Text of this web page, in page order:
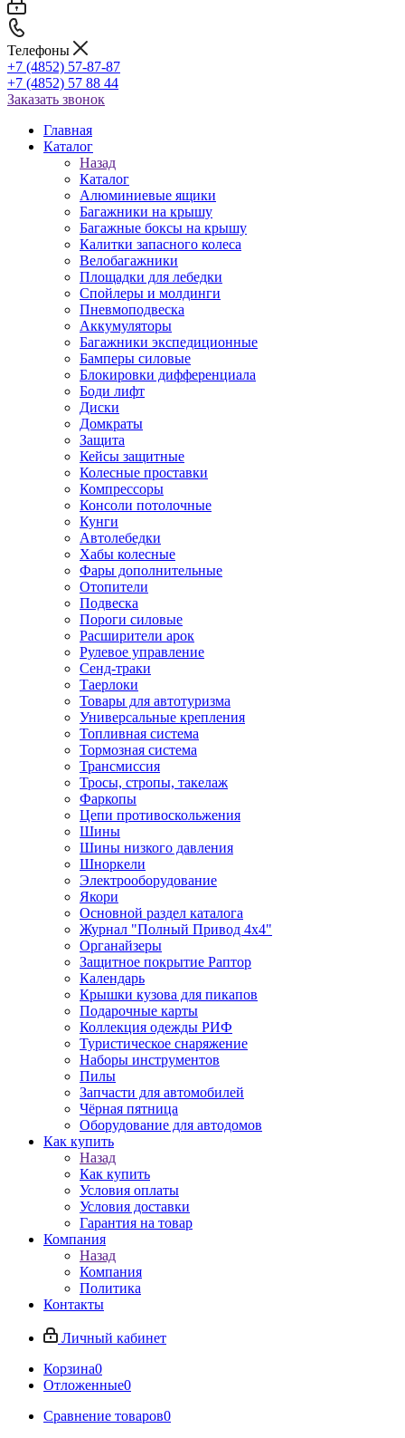
Телефоны
+7 (4852) 57-87-87
+7 (4852) 57 88 44
Заказать звонок
Главная
Каталог
Назад
Каталог
Алюминиевые ящики
Багажники на крышу
Багажные боксы на крышу
Калитки запасного колеса
Велобагажники
Площадки для лебедки
Спойлеры и молдинги
Пневмоподвеска
Аккумуляторы
Багажники экспедиционные
Бамперы силовые
Блокировки дифференциала
Боди лифт
Диски
Домкраты
Защита
Кейсы защитные
Колесные проставки
Компрессоры
Консоли потолочные
Кунги
Автолебедки
Хабы колесные
Фары дополнительные
Отопители
Подвеска
Пороги силовые
Расширители арок
Рулевое управление
Сенд-траки
Таерлоки
Товары для автотуризма
Универсальные крепления
Топливная система
Тормозная система
Трансмиссия
Тросы, стропы, такелаж
Фаркопы
Цепи противоскольжения
Шины
Шины низкого давления
Шноркели
Электрооборудование
Якори
Основной раздел каталога
Журнал "Полный Привод 4х4"
Органайзеры
Защитное покрытие Раптор
Календарь
Крышки кузова для пикапов
Подарочные карты
Коллекция одежды РИФ
Туристическое снаряжение
Наборы инструментов
Пилы
Запчасти для автомобилей
Чёрная пятница
Оборудование для автодомов
Как купить
Назад
Как купить
Условия оплаты
Условия доставки
Гарантия на товар
Компания
Назад
Компания
Политика
Контакты
Личный кабинет
Корзина0
Отложенные0
Сравнение товаров0